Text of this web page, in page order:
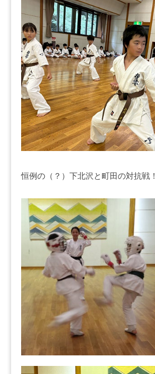
恒例の（？）下北沢と町田の対抗戦！